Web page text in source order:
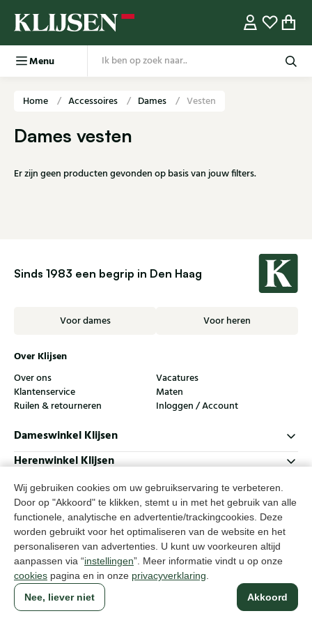
Wij gebruiken cookies om uw gebruikservaring te verbeteren.
Door op "Akkoord" te klikken, stemt u in met het gebruik van alle
functionele, analytische en advertentie/trackingcookies. Deze
worden gebruikt voor het optimaliseren van de website en het
personaliseren van advertenties. U kunt uw voorkeuren altijd
aanpassen via “instellingen”. Meer informatie vindt u op onze
cookies pagina en in onze privacyverklaring
Akkoord
Nee, liever niet
Menu
Home Accessoires Dames Vesten
Dames vesten
Er zijn geen producten gevonden op basis van jouw filters.
Sinds 1983 een begrip in Den Haag
Voor dames Voor heren
Over Klijsen
Over ons
Vacatures
Klantenservice
Maten
Ruilen & retourneren
Inloggen / Account
Dameswinkel Klijsen
Herenwinkel Klijsen
Klantenservice
Volg ons
© Klijsen Schoenmode - 2026
PrivacyverklaringCookiesAlgemene voorwaarden